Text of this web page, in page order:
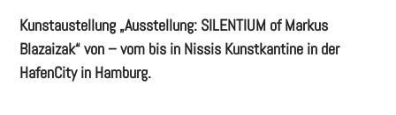
Kunstaustellung „Ausstellung: SILENTIUM of Markus
Blazaizak“ von – vom bis in Nissis Kunstkantine in der
HafenCity in Hamburg.